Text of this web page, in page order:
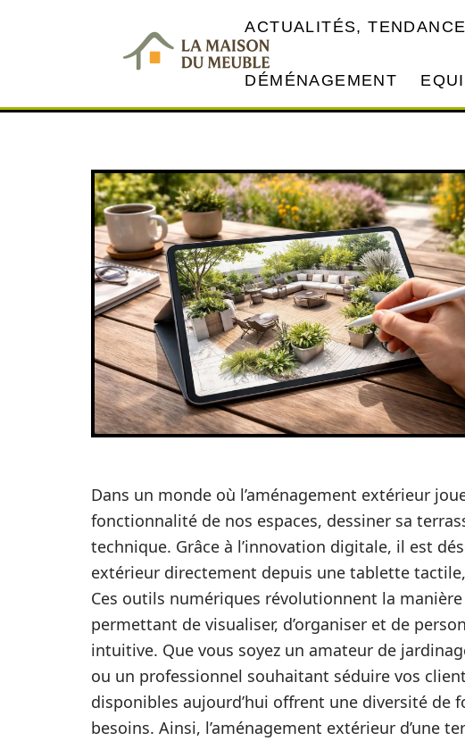
ACTUALITÉS,
DÉMÉNAGEMENT
Dans un monde où l’aménagement extérieur
fonctionnalité de nos espaces, dessiner sa
technique. Grâce à l’innovation digitale, il est
extérieur directement depuis une tablette
Ces outils numériques révolutionnent la
permettant de visualiser, d’organiser et de
intuitive. Que vous soyez un amateur de
ou un professionnel souhaitant séduire vos
disponibles aujourd’hui offrent une diversité de
besoins. Ainsi, l’aménagement extérieur d’une